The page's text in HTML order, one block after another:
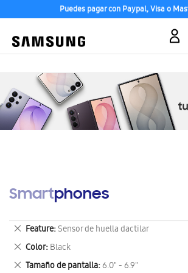
Puedes pagar con Paypal, Visa o
Smartphones
Feature Sensor de huella dactilar
Eliminar
este
artículo
Color Black
Eliminar
este
Tamaño de pantalla 6.0" - 6.9"
Eliminar